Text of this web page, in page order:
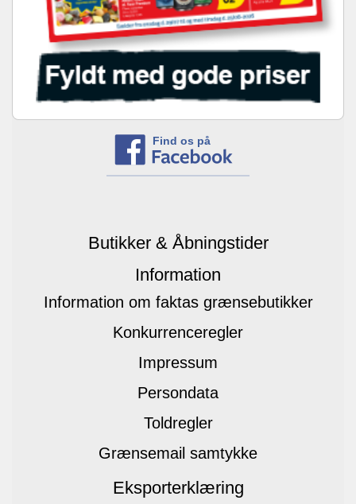
Find os på
Butikker & Åbningstider
Information
Information om faktas grænsebutikker
Konkurrenceregler
Impressum
Persondata
Toldregler
Grænsemail samtykke
Eksporterklæring